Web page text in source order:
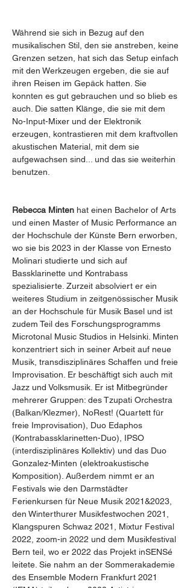
Während sie sich in Bezug auf den
musikalischen Stil, den sie anstreben, keine
Grenzen setzen, hat sich das Setup einfach
mit den Werkzeugen ergeben, die sie auf
ihren Reisen im Gepäck hatten. Sie
konnten es gut gebrauchen und so blieb es
auch. Die satten Klänge, die sie mit dem
No-Input-Mixer und der Elektronik
erzeugen, kontrastieren mit dem kraftvollen
akustischen Material, mit dem sie
aufgewachsen sind... und das sie weiterhin
benutzen.
Rebecca Minten hat einen Bachelor of Arts
und einen Master of Music Performance an
der Hochschule der Künste Bern erworben,
wo sie bis 2023 in der Klasse von Ernesto
Molinari studierte und sich auf
Bassklarinette und Kontrabass
spezialisierte. Zurzeit absolviert er ein
weiteres Studium in zeitgenössischer Musik
an der Hochschule für Musik Basel und ist
zudem Teil des Forschungsprogramms
Microtonal Music Studios in Helsinki. Minten
konzentriert sich in seiner Arbeit auf neue
Musik, transdisziplinäres Schaffen und freie
Improvisation. Er beschäftigt sich auch mit
Jazz und Volksmusik. Er ist Mitbegründer
mehrerer Gruppen: des Tzupati Orchestra
(Balkan/Klezmer), NoRest! (Quartett für
freie Improvisation), Duo Edaphos
(Kontrabassklarinetten-Duo), IPSO
(interdisziplinäres Kollektiv) und das Duo
Gonzalez-Minten (elektroakustische
Komposition). Außerdem nimmt er an
Festivals wie den Darmstädter
Ferienkursen für Neue Musik 2021&2023,
den Winterthurer Musikfestwochen 2021,
Klangspuren Schwaz 2021, Mixtur Festival
2022, zoom-in 2022 und dem Musikfestival
Bern teil, wo er 2022 das Projekt inSENSé
leitete. Sie nahm an der Sommerakademie
des Ensemble Modern Frankfurt 2021